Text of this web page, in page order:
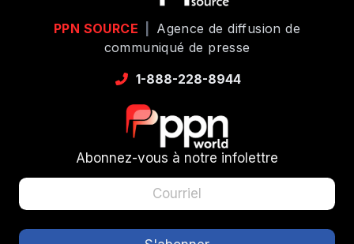
PPN SOURCE
Agence de diffusion de
communiqué de presse
1-888-228-8944
Abonnez-vous à notre infolettre